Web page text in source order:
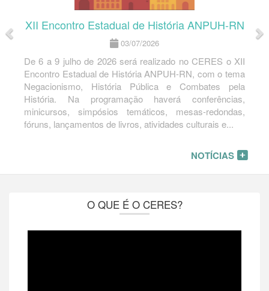
XII Encontro Estadual de História ANPUH-RN
03/07/2026
De 6 a 9 julho de 2026 será realizado no CERES o XII
Encontro Estadual de História ANPUH-RN, com o tema
Negacionismo, História Pública e Combates pela
História. Na programação haverá conferências,
minicursos, simpósios temáticos, mesas-redondas,
fóruns, lançamentos de livros, atividades culturais e...
NOTÍCIAS
O QUE É O CERES?